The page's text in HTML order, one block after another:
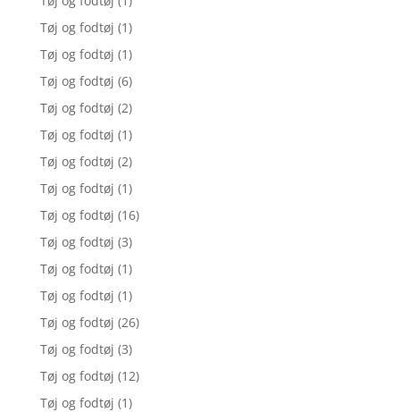
Tøj og fodtøj (1)
Tøj og fodtøj (1)
Tøj og fodtøj (6)
Tøj og fodtøj (2)
Tøj og fodtøj (1)
Tøj og fodtøj (2)
Tøj og fodtøj (1)
Tøj og fodtøj (16)
Tøj og fodtøj (3)
Tøj og fodtøj (1)
Tøj og fodtøj (1)
Tøj og fodtøj (26)
Tøj og fodtøj (3)
Tøj og fodtøj (12)
Tøj og fodtøj (1)